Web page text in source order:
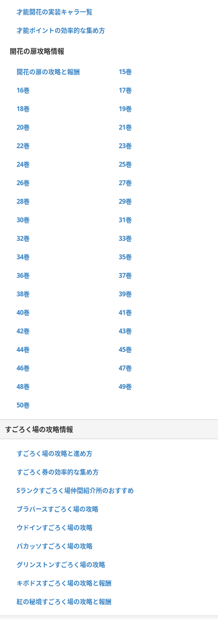
才能開花の実装キャラ一覧
才能ポイントの効率的な集め方
開花の扉攻略情報
開花の扉の攻略と報酬 15巻
16巻 17巻
18巻 19巻
20巻 21巻
22巻 23巻
24巻 25巻
26巻 27巻
28巻 29巻
30巻 31巻
32巻 33巻
34巻 35巻
36巻 37巻
38巻 39巻
40巻 41巻
42巻 43巻
44巻 45巻
46巻 47巻
48巻 49巻
50巻
すごろく場の攻略情報
すごろく場の攻略と進め方
すごろく券の効率的な集め方
Sランクすごろく場仲間紹介所のおすすめ
ブラバースすごろく場の攻略
ウドインすごろく場の攻略
パカッソすごろく場の攻略
グリンストンすごろく場の攻略
キボドスすごろく場の攻略と報酬
紅の秘境すごろく場の攻略と報酬